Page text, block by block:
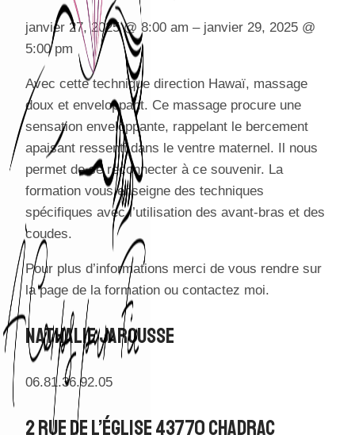
janvier 27, 2025@ 8:00 am – janvier 29, 2025 @
5:00 pm
Avec cette technique direction Hawaï, massage
doux et enveloppant. Ce massage procure une
sensation enveloppante, rappelant le bercement
apaisant ressenti dans le ventre maternel. Il nous
permet de se reconnecter à ce souvenir. La
formation vous enseigne des techniques
spécifiques avec l’utilisation des avant-bras et des
coudes.
Pour plus d’informations merci de vous rendre sur
la page de la formation ou contactez moi.
Nathalie JAROUSSE
06.81.36.92.05
2 Rue De L’église 43770 Chadrac